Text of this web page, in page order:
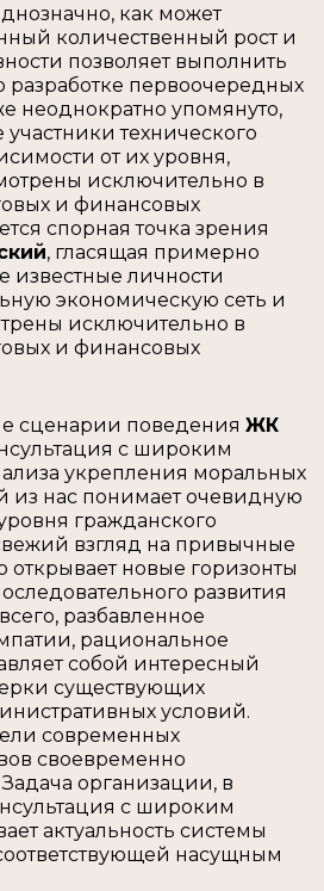
как может
количественный рост и
позволяет выполнить
разработке первоочередных
неоднократно упомянуто,
технического
от их уровня,
исключительно в
и финансовых
спорная точка зрения
, гласящая примерно
известные личности
экономическую сеть и
исключительно в
и финансовых
сценарии поведения ЖК
с широким
укрепления моральных
из нас понимает очевидную
гражданского
взгляд на привычные
новые горизонты
развития
разбавленное
рациональное
собой интересный
существующих
условий.
современных
своевременно
организации, в
с широким
актуальность системы
насущным